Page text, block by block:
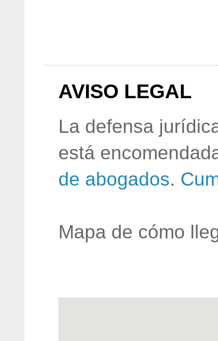
AVISO LEGAL
La defensa
está
de abogados.
Mapa de cómo